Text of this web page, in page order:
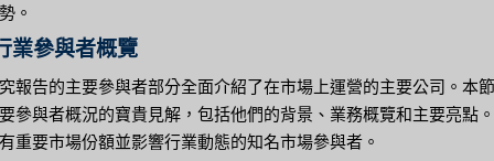
。
業參與者概覽
報告的主要參與者部分全面介紹了在市場上運營的主要公司。本
參與者概況的寶貴見解，包括他們的背景、業務概覽和主要亮點
重要市場份額並影響行業動態的知名市場參與者。